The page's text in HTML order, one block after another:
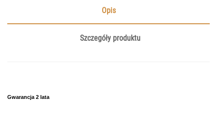
Opis
Szczegóły produktu
Gwarancja 2 lata